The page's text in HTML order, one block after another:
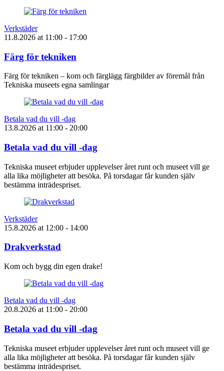
Verkstäder
11.8.2026 at 11:00 - 17:00
Färg för tekniken
Färg för tekniken – kom och färglägg färgbilder av föremål från
Tekniska museets egna samlingar
Betala vad du vill -dag
13.8.2026 at 11:00 - 20:00
Betala vad du vill -dag
Tekniska museet erbjuder upplevelser året runt och museet vill ge
alla lika möjligheter att besöka. På torsdagar får kunden själv
bestämma inträdespriset.
Verkstäder
15.8.2026 at 12:00 - 14:00
Drakverkstad
Kom och bygg din egen drake!
Betala vad du vill -dag
20.8.2026 at 11:00 - 20:00
Betala vad du vill -dag
Tekniska museet erbjuder upplevelser året runt och museet vill ge
alla lika möjligheter att besöka. På torsdagar får kunden själv
bestämma inträdespriset.